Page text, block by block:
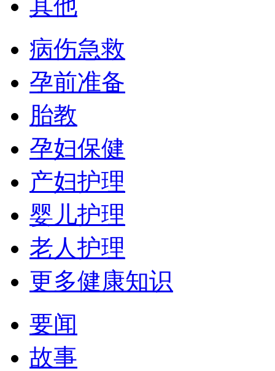
其他
病伤急救
孕前准备
胎教
孕妇保健
产妇护理
婴儿护理
老人护理
更多健康知识
要闻
故事